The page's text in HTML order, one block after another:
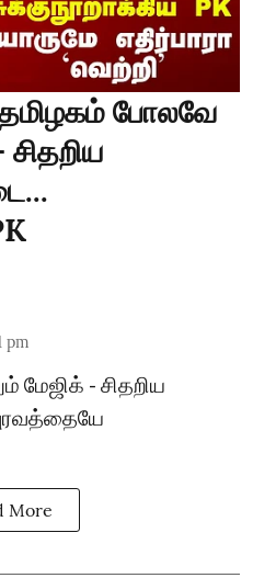
போலவே
சிதறிய
pm
மேஜிக் - சிதறிய
More